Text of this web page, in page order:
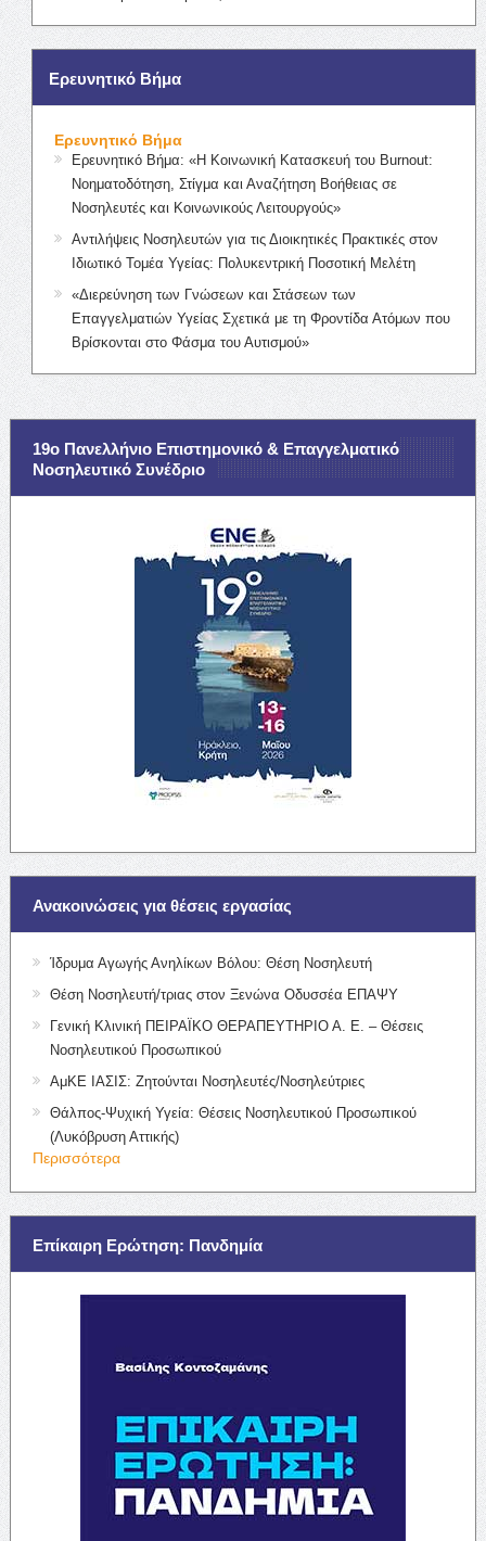
Ερευνητικό Βήμα
Ερευνητικό Βήμα
Ερευνητικό Βήμα: «Η Κοινωνική Κατασκευή του Burnout:
Νοηματοδότηση, Στίγμα και Αναζήτηση Βοήθειας σε
Νοσηλευτές και Κοινωνικούς Λειτουργούς»
Αντιλήψεις Νοσηλευτών για τις Διοικητικές Πρακτικές στον
Ιδιωτικό Τομέα Υγείας: Πολυκεντρική Ποσοτική Μελέτη
«Διερεύνηση των Γνώσεων και Στάσεων των
Επαγγελματιών Υγείας Σχετικά με τη Φροντίδα Ατόμων που
Βρίσκονται στο Φάσμα του Αυτισμού»
19ο Πανελλήνιο Επιστημονικό & Επαγγελματικό
Νοσηλευτικό Συνέδριο
Ανακοινώσεις για θέσεις εργασίας
Ίδρυμα Αγωγής Ανηλίκων Βόλου: Θέση Νοσηλευτή
Θέση Νοσηλευτή/τριας στον Ξενώνα Οδυσσέα ΕΠΑΨΥ
Γενική Κλινική ΠΕΙΡΑΪΚΟ ΘΕΡΑΠΕΥΤΗΡΙΟ Α. Ε. – Θέσεις
Νοσηλευτικού Προσωπικού
ΑμΚΕ ΙΑΣΙΣ: Ζητούνται Νοσηλευτές/Νοσηλεύτριες
Θάλπος-Ψυχική Υγεία: Θέσεις Νοσηλευτικού Προσωπικού
(Λυκόβρυση Αττικής)
Περισσότερα
Επίκαιρη Ερώτηση: Πανδημία